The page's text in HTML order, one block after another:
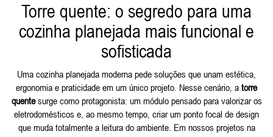
Torre quente: o segredo para uma
cozinha planejada mais funcional e
sofisticada
Uma cozinha planejada moderna pede soluções que unam estética,
ergonomia e praticidade em um único projeto. Nesse cenário, a torre
quentesurge como protagonista: um módulo pensado para valorizar os
eletrodomésticos e, ao mesmo tempo, criar um ponto focal de design
que muda totalmente a leitura do ambiente. Em nossos projetos na